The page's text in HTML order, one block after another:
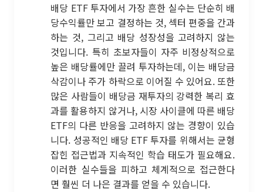
배당 ETF 투자에서 가장 흔한 실수는 단순히 배
당수익률만 보고 결정하는 것, 섹터 편중을 간과
하는 것, 그리고 배당 성장성을 고려하지 않는
것입니다. 특히 초보자들이 자주 비정상적으로
높은 배당률에만 끌려 투자하는데, 이는 배당금
삭감이나 주가 하락으로 이어질 수 있어요. 또한
많은 사람들이 배당금 재투자의 강력한 복리 효
과를 활용하지 않거나, 시장 사이클에 따른 배당
ETF의 다른 반응을 고려하지 않는 경향이 있습
니다. 성공적인 배당 ETF 투자를 위해서는 균형
잡힌 접근법과 지속적인 학습 태도가 필요해요.
이러한 실수들을 피하고 체계적으로 접근한다
면 훨씬 더 나은 결과를 얻을 수 있습니다.